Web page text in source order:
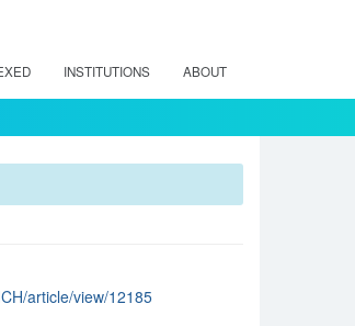
INSTITUTIONS ABOUT
article/view/12185